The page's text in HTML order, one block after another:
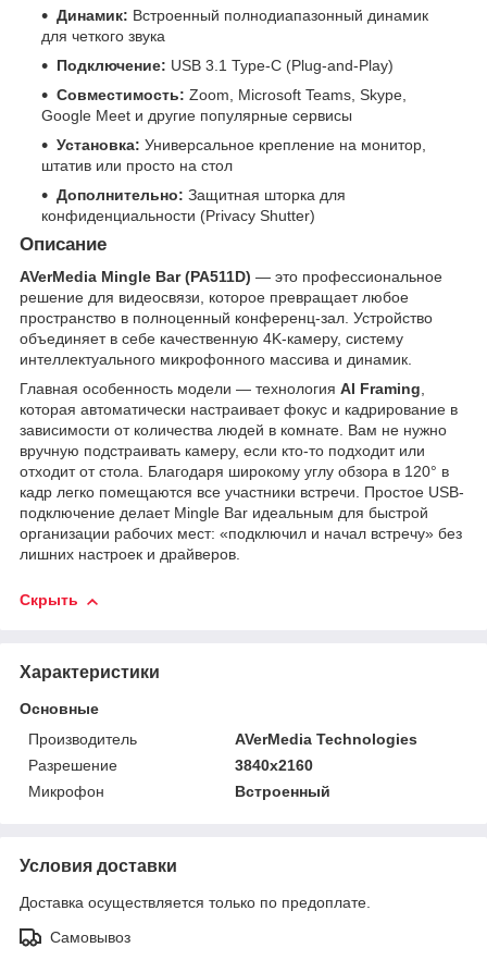
Динамик: Встроенный полнодиапазонный динамик
для четкого звука
Подключение: USB 3.1 Type-C (Plug-and-Play)
Совместимость: Zoom, Microsoft Teams, Skype,
Google Meet и другие популярные сервисы
Установка: Универсальное крепление на монитор,
штатив или просто на стол
Дополнительно: Защитная шторка для
конфиденциальности (Privacy Shutter)
Описание
AVerMedia Mingle Bar (PA511D) — это профессиональное
решение для видеосвязи, которое превращает любое
пространство в полноценный конференц-зал. Устройство
объединяет в себе качественную 4K-камеру, систему
интеллектуального микрофонного массива и динамик.
Главная особенность модели — технология AI Framing,
которая автоматически настраивает фокус и кадрирование в
зависимости от количества людей в комнате. Вам не нужно
вручную подстраивать камеру, если кто-то подходит или
отходит от стола. Благодаря широкому углу обзора в 120° в
кадр легко помещаются все участники встречи. Простое USB-
подключение делает Mingle Bar идеальным для быстрой
организации рабочих мест: «подключил и начал встречу» без
лишних настроек и драйверов.
Скрыть
Характеристики
Основные
Производитель
AVerMedia Technologies
Разрешение
3840х2160
Микрофон
Встроенный
Условия доставки
Доставка осуществляется только по предоплате.
Самовывоз